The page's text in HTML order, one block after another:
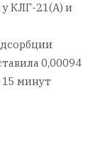
у КЛГ-21(А) и
0,00094
минут